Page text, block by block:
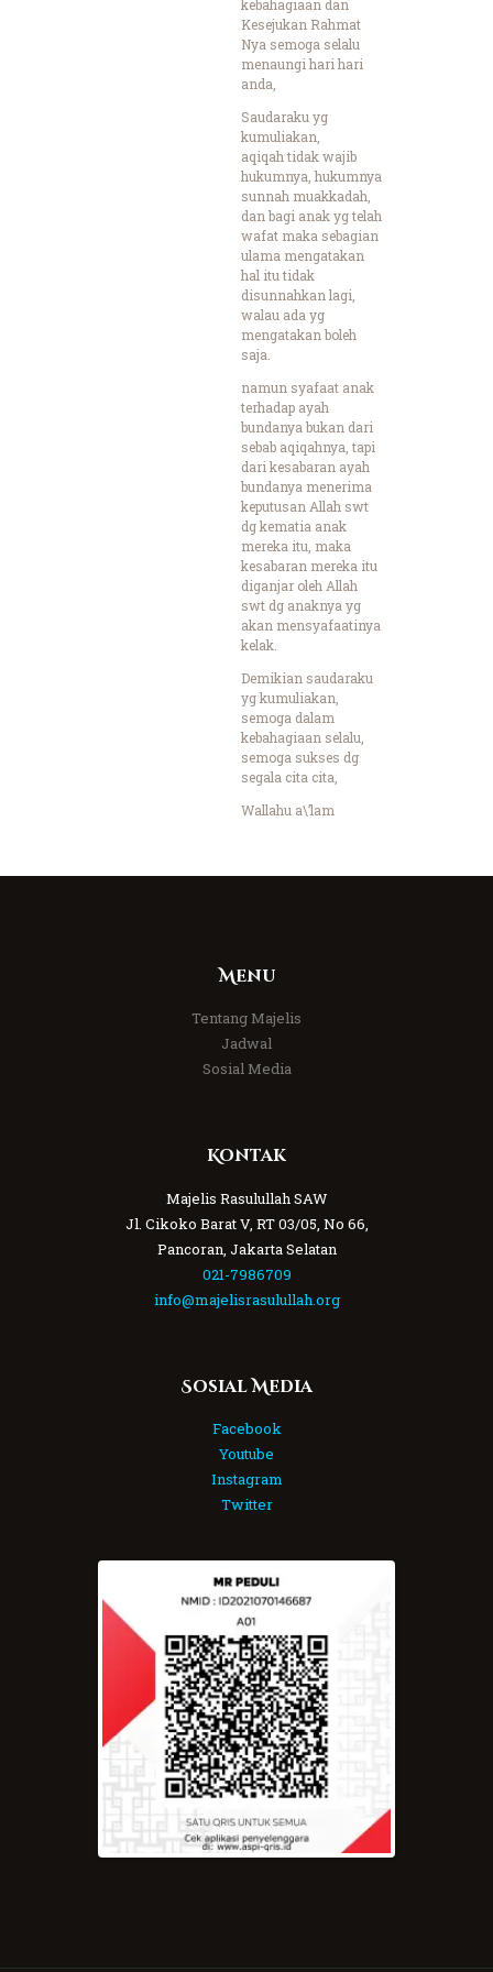
kebahagiaan dan
Kesejukan Rahmat
Nya semoga selalu
menaungi hari hari
anda,
Saudaraku yg
kumuliakan,
aqiqah tidak wajib
hukumnya, hukumnya
sunnah muakkadah,
dan bagi anak yg telah
wafat maka sebagian
ulama mengatakan
hal itu tidak
disunnahkan lagi,
walau ada yg
mengatakan boleh
saja.
namun syafaat anak
terhadap ayah
bundanya bukan dari
sebab aqiqahnya, tapi
dari kesabaran ayah
bundanya menerima
keputusan Allah swt
dg kematia anak
mereka itu, maka
kesabaran mereka itu
diganjar oleh Allah
swt dg anaknya yg
akan mensyafaatinya
kelak.
Demikian saudaraku
yg kumuliakan,
semoga dalam
kebahagiaan selalu,
semoga sukses dg
segala cita cita,
Wallahu a\’lam
Menu
Tentang Majelis
Jadwal
Sosial Media
Kontak
Majelis Rasulullah SAW
Jl. Cikoko Barat V, RT 03/05, No 66,
Pancoran, Jakarta Selatan
021-7986709
info@majelisrasulullah.org
Sosial Media
Facebook
Youtube
Instagram
Twitter